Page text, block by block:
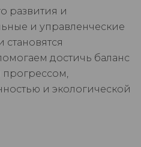
развития и
и управленческие
становятся
достичь баланс
и экологической